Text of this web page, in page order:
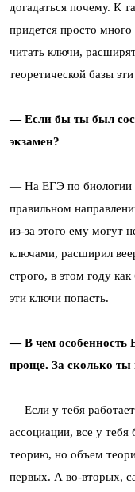
догадаться почему. К
придется просто
читать ключи,
теоретической базы
— Если бы ты был
экзамен?
— На ЕГЭ по биологии
правильном
из-за этого ему могут
ключами, расширил
строго, в этом году
эти ключи попасть.
— В чем особенность
проще. За сколько ты
— Если у тебя
ассоциации, все у тебя
теорию, но объем
первых. А во-вторых,